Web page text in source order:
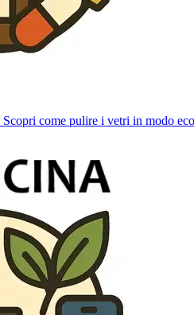
come pulire i vetri in modo